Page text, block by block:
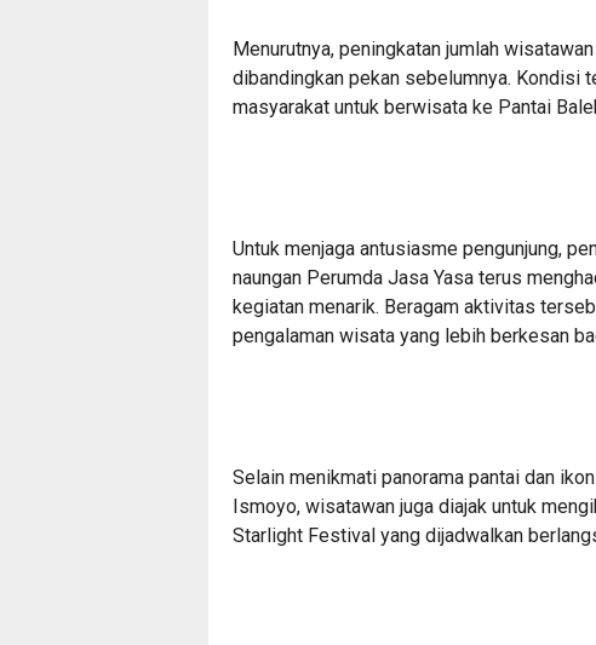
Menurutnya, peningkatan jumlah
dibandingkan pekan sebelumnya. Kondisi
masyarakat untuk berwisata ke Pantai
Untuk menjaga antusiasme pengunjung,
naungan Perumda Jasa Yasa terus
kegiatan menarik. Beragam aktivitas
pengalaman wisata yang lebih berkesan
Selain menikmati panorama pantai dan
Ismoyo, wisatawan juga diajak untuk
Starlight Festival yang dijadwalkan